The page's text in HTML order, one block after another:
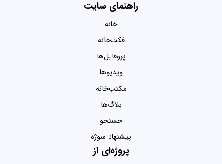
راهنمای سایت
خانه
فکت‌خانه
پروفایل‌ها
ویدیو‌ها
مکتب‌خانه
بلاگ‌ها
جستجو
پیشنهاد سوژه
پروژه‌ای از